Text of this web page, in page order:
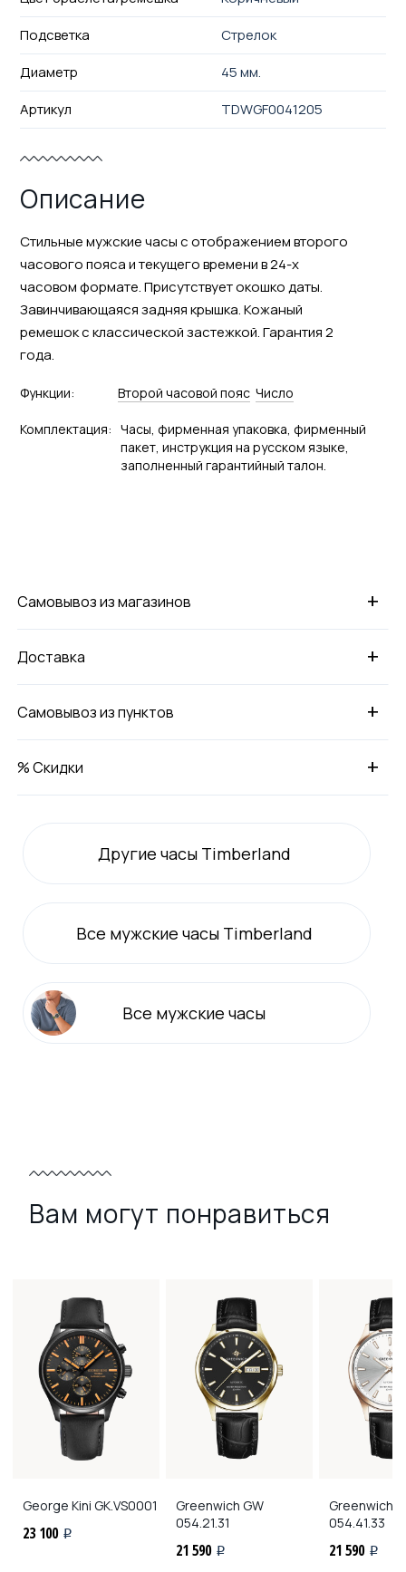
Подсветка
Стрелок
Диаметр
45 мм.
Артикул
TDWGF0041205
Описание
Стильные мужские часы с отображением второго
часового пояса и текущего времени в 24-х
часовом формате. Присутствует окошко даты.
Завинчивающаяся задняя крышка. Кожаный
ремешок с классической застежкой. Гарантия 2
года.
Функции: Второй часовой пояс Число
Комплектация: Часы, фирменная упаковка, фирменный
пакет, инструкция на русском языке,
заполненный гарантийный талон.
+
Самовывоз из магазинов
+
Доставка
+
Самовывоз из пунктов
+
% Скидки
Другие часы Timberland
Все мужские часы Timberland
Все мужские часы
Вам могут понравиться
George Kini GK.VS0001
23 100 i
Greenwich GW
054.21.31
21 590 i
Greenwich
054.41.33
21 590 i